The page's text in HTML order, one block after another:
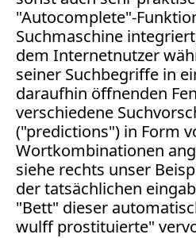
"Autocomplete"-
Suchmaschine
dem Internetnutzer
seiner Suchbegriffe in
daraufhin öffnenden
verschiedene
("predictions") in Form
Wortkombinationen
siehe rechts unser
der tatsächlichen
"Bett" dieser
wulff prostituierte"
AGB
Abmahnung
Aktuelle
Stunde
BGH
Beleidigung
Datenschutz
Ebay
Facebook
Fotorecht